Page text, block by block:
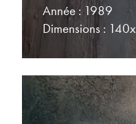
Année : 1989
Dimensions :